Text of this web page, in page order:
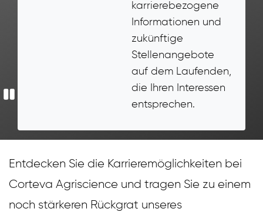
karrierebezogene
Informationen und
zukünftige
Stellenangebote
auf dem Laufenden,
die Ihren Interessen
entsprechen.
Entdecken Sie die Karrieremöglichkeiten bei
Corteva Agriscience und tragen Sie zu einem
noch stärkeren Rückgrat unseres